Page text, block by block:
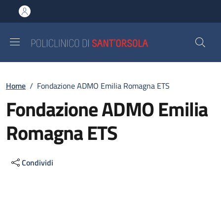
al contenuto principale
to footer content
Briciole di pane
Home / Fondazione ADMO Emilia Romagna ETS
Fondazione ADMO Emilia
Romagna ETS
Condividi